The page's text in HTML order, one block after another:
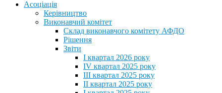
Асоціація
Керівництво
Виконавчий комітет
Склад виконавчого комітету АФДО
Рішення
Звіти
I квартал 2026 року
IV квартал 2025 року
III квартал 2025 року
II квартал 2025 року